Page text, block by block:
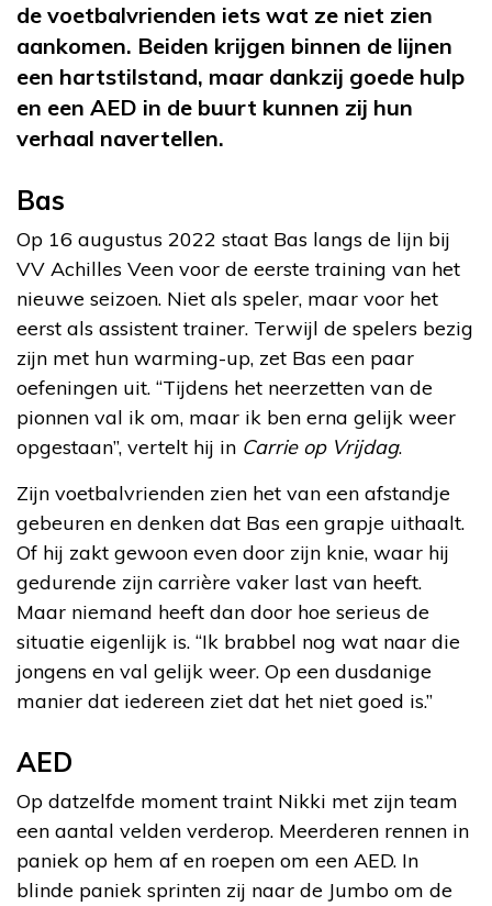
de voetbalvrienden iets wat ze niet zien
aankomen. Beiden krijgen binnen de lijnen
een hartstilstand, maar dankzij goede hulp
en een AED in de buurt kunnen zij hun
verhaal navertellen.
Bas
Op 16 augustus 2022 staat Bas langs de lijn bij
VV Achilles Veen voor de eerste training van het
nieuwe seizoen. Niet als speler, maar voor het
eerst als assistent trainer. Terwijl de spelers bezig
zijn met hun warming-up, zet Bas een paar
oefeningen uit. “Tijdens het neerzetten van de
pionnen val ik om, maar ik ben erna gelijk weer
opgestaan”, vertelt hij in Carrie op Vrijdag.
Zijn voetbalvrienden zien het van een afstandje
gebeuren en denken dat Bas een grapje uithaalt.
Of hij zakt gewoon even door zijn knie, waar hij
gedurende zijn carrière vaker last van heeft.
Maar niemand heeft dan door hoe serieus de
situatie eigenlijk is. “Ik brabbel nog wat naar die
jongens en val gelijk weer. Op een dusdanige
manier dat iedereen ziet dat het niet goed is.”
AED
Op datzelfde moment traint Nikki met zijn team
een aantal velden verderop. Meerderen rennen in
paniek op hem af en roepen om een AED. In
blinde paniek sprinten zij naar de Jumbo om de